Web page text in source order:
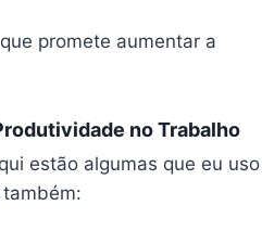
promete aumentar a
no Trabalho
estão algumas que eu uso